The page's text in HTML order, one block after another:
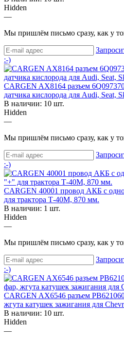
Hidden
—
Мы пришлём письмо сразу, как у
:-)
CARGEN AX8164 разъем
датчика кислорода для Audi, Seat,
В наличии: 10 шт.
Hidden
—
Мы пришлём письмо сразу, как у
:-)
CARGEN 40001 провод АКБ с
для трактора Т-40М, 870 мм.
В наличии: 1 шт.
Hidden
—
Мы пришлём письмо сразу, как у
:-)
CARGEN AX6546 разъем
жгута катушек зажигания для
В наличии: 10 шт.
Hidden
—